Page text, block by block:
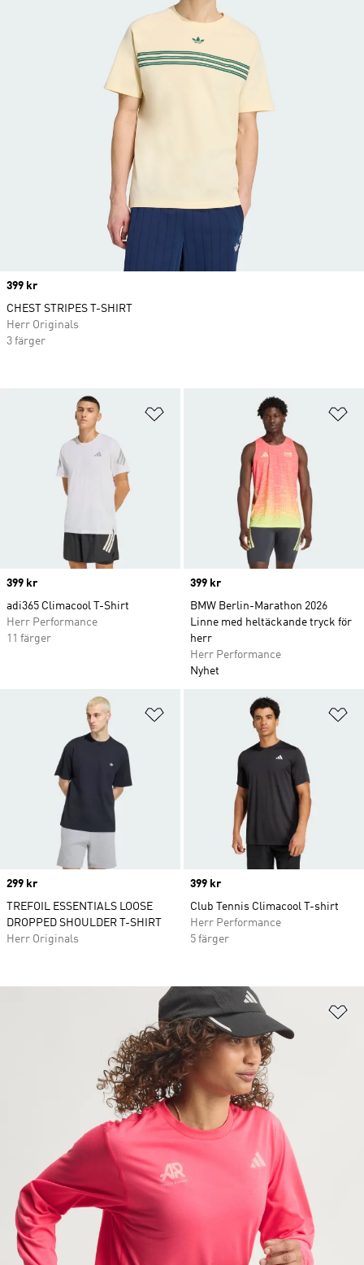
Lägg till på önskelistan
Price
399 kr
adi365 Climacool T-Shirt
Herr Performance
11 färger
Price
399 kr
BMW Berlin-Marathon 2026
Linne med heltäckande tryck för
herr
Herr Performance
Nyhet
Lägg till på önskelistan
Price
299 kr
TREFOIL ESSENTIALS LOOSE
DROPPED SHOULDER T-SHIRT
Herr Originals
Price
399 kr
Club Tennis Climacool T-shirt
Herr Performance
5 färger
Price
399 kr
CHEST STRIPES T-SHIRT
Herr Originals
3 färger